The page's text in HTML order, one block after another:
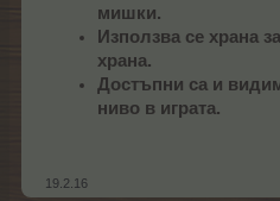
мишки.
Използва се храна
храна.
Достъпни са и
ниво в играта.
19.2.16